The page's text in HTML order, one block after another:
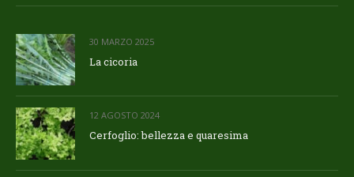
30 MARZO 2025
La cicoria
12 AGOSTO 2024
Cerfoglio: bellezza e quaresima